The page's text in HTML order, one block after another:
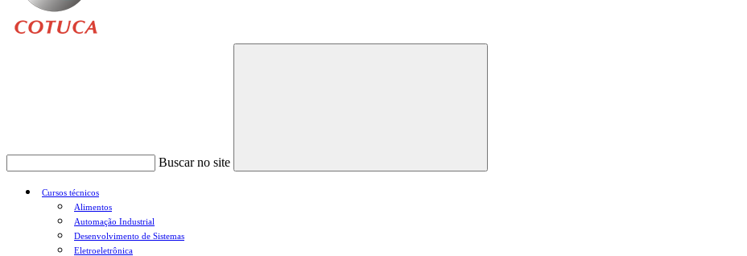
Buscar no site
Buscar
Cursos técnicos
Alimentos
Automação Industrial
Desenvolvimento de Sistemas
Eletroeletrônica